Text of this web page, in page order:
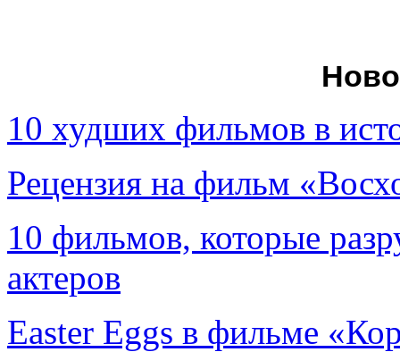
10 худших фильмов в
Рецензия на фильм
10 фильмов, которые
актеров
Easter Eggs в фильме